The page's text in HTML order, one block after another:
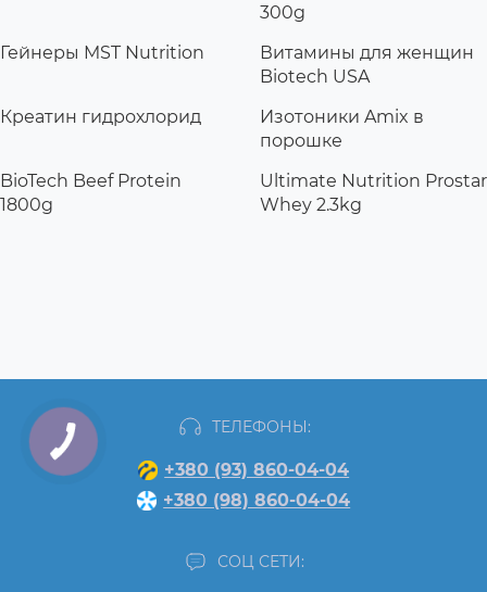
300g
Гейнеры MST Nutrition
Витамины для женщин
Biotech USA
Креатин гидрохлорид
Изотоники Amix в
порошке
BioTech Beef Protein
1800g
Ultimate Nutrition Prostar
Whey 2.3kg
ТЕЛЕФОНЫ:
+380 (93) 860-04-04
+380 (98) 860-04-04
СОЦ СЕТИ: